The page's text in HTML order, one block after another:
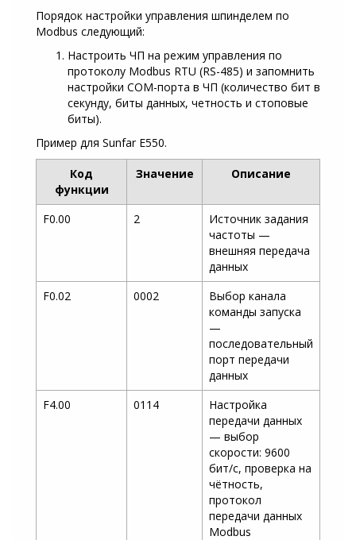
Порядок настройки управления шпинделем по
Modbus следующий:
Настроить ЧП на режим управления по
протоколу Modbus RTU (RS-485) и запомнить
настройки COM-порта в ЧП (количество бит в
секунду, биты данных, четность и стоповые
биты).
Пример для Sunfar E550.
Код
функции
Значение Описание
F0.00 2
Источник задания
частоты —
внешняя передача
данных
F0.02
0002
Выбор канала
команды запуска
—
последовательный
порт передачи
данных
F4.00
0114
Настройка
передачи данных
— выбор
скорости: 9600
бит/с, проверка на
чётность,
протокол
передачи данных
Modbus